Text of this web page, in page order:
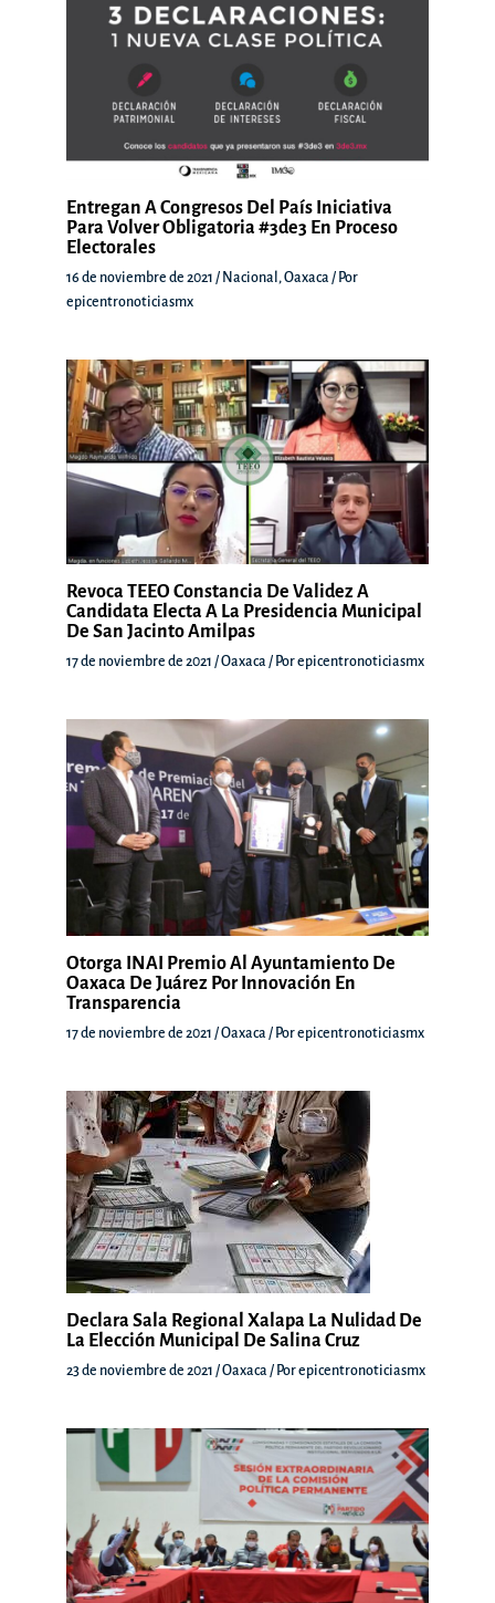
Entregan A Congresos Del País Iniciativa
Para Volver Obligatoria #3de3 En Proceso
Electorales
16 de noviembre de 2021 / Nacional ,Oaxaca / Por
epicentronoticiasmx
Revoca TEEO Constancia De Validez A
Candidata Electa A La Presidencia Municipal
De San Jacinto Amilpas
17 de noviembre de 2021 /Oaxaca / Porepicentronoticiasmx
Otorga INAI Premio Al Ayuntamiento De
Oaxaca De Juárez Por Innovación En
Transparencia
17 de noviembre de 2021 /Oaxaca / Porepicentronoticiasmx
Declara Sala Regional Xalapa La Nulidad De
La Elección Municipal De Salina Cruz
23 de noviembre de 2021 /Oaxaca / Porepicentronoticiasmx